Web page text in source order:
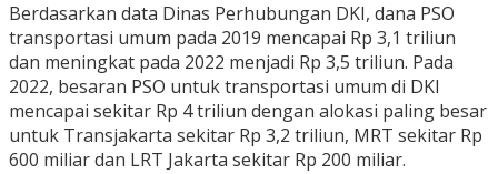
Berdasarkan data Dinas Perhubungan DKI, dana PSO
transportasi umum pada 2019 mencapai Rp 3,1 triliun
dan meningkat pada 2022 menjadi Rp 3,5 triliun. Pada
2022, besaran PSO untuk transportasi umum di DKI
mencapai sekitar Rp 4 triliun dengan alokasi paling besar
untuk Transjakarta sekitar Rp 3,2 triliun, MRT sekitar Rp
600 miliar dan LRT Jakarta sekitar Rp 200 miliar.